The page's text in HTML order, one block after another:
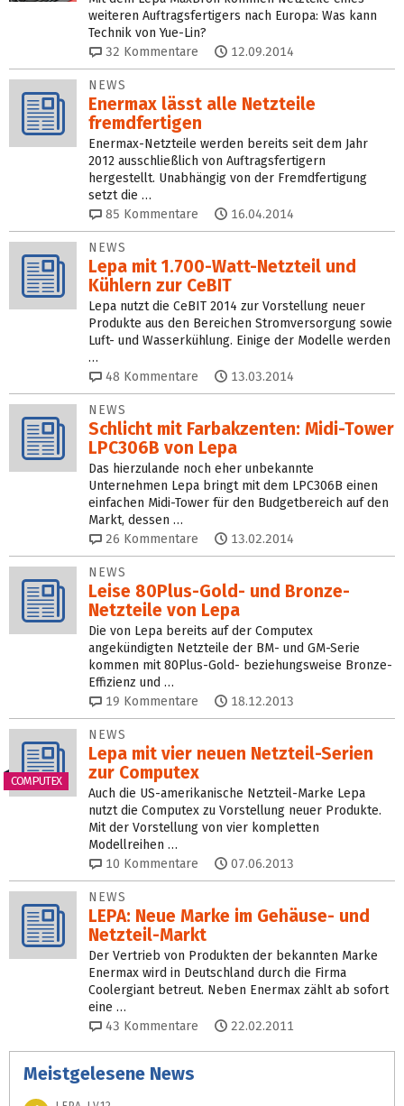
weiteren Auftragsfertigers nach Europa: Was kann
Technik von Yue-Lin?
32 Kommentare 12.09.2014
NEWS
Enermax lässt alle Netzteile
fremdfertigen
Enermax-Netzteile werden bereits seit dem Jahr
2012 ausschließlich von Auftragsfertigern
hergestellt. Unabhängig von der Fremdfertigung
setzt die …
85 Kommentare 16.04.2014
NEWS
Lepa mit 1.700-Watt-Netzteil und
Kühlern zur CeBIT
Lepa nutzt die CeBIT 2014 zur Vorstellung neuer
Produkte aus den Bereichen Stromversorgung sowie
Luft- und Wasserkühlung. Einige der Modelle werden
…
48 Kommentare 13.03.2014
NEWS
Schlicht mit Farbakzenten: Midi-Tower
LPC306B von Lepa
Das hierzulande noch eher unbekannte
Unternehmen Lepa bringt mit dem LPC306B einen
einfachen Midi-Tower für den Budgetbereich auf den
Markt, dessen …
26 Kommentare 13.02.2014
NEWS
Leise 80Plus-Gold- und Bronze-
Netzteile von Lepa
Die von Lepa bereits auf der Computex
angekündigten Netzteile der BM- und GM-Serie
kommen mit 80Plus-Gold- beziehungsweise Bronze-
Effizienz und …
19 Kommentare 18.12.2013
COMPUTEX
NEWS
Lepa mit vier neuen Netzteil-Serien
zur Computex
Auch die US-amerikanische Netzteil-Marke Lepa
nutzt die Computex zu Vorstellung neuer Produkte.
Mit der Vorstellung von vier kompletten
Modellreihen …
10 Kommentare 07.06.2013
NEWS
LEPA: Neue Marke im Gehäuse- und
Netzteil-Markt
Der Vertrieb von Produkten der bekannten Marke
Enermax wird in Deutschland durch die Firma
Coolergiant betreut. Neben Enermax zählt ab sofort
eine …
43 Kommentare 22.02.2011
Meistgelesene News